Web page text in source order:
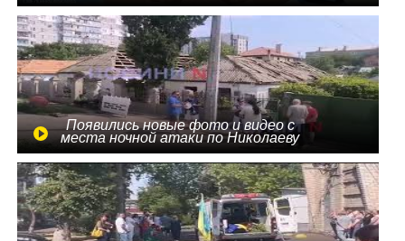
Появились новые фото и видео с
места ночной атаки по Николаеву